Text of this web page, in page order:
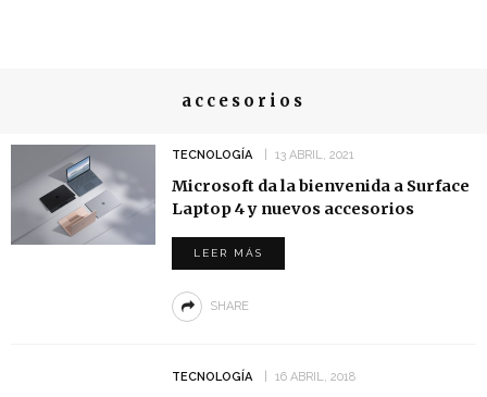
accesorios
TECNOLOGÍA 13 ABRIL, 2021
Microsoft da la bienvenida a Surface
Laptop 4 y nuevos accesorios
LEER MÁS
SHARE
TECNOLOGÍA 16 ABRIL, 2018